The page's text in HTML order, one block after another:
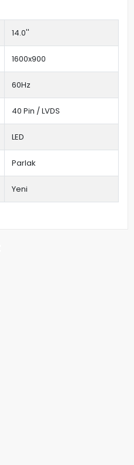
14.0''
1600x900
60Hz
40 Pin / LVDS
LED
Parlak
Yeni